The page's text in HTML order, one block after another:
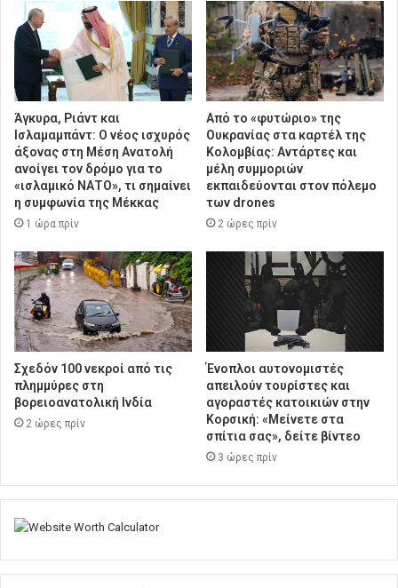
Άγκυρα, Ριάντ και
Ισλαμαμπάντ: Ο νέος ισχυρός
άξονας στη Μέση Ανατολή
ανοίγει τον δρόμο για το
«ισλαμικό ΝΑΤΟ», τι σημαίνει
η συμφωνία της Μέκκας
1 ώρα πρίν
Από το «φυτώριο» της
Ουκρανίας στα καρτέλ της
Κολομβίας: Αντάρτες και
μέλη συμμοριών
εκπαιδεύονται στον πόλεμο
των drones
2 ώρες πρίν
Σχεδόν 100 νεκροί από τις
πλημμύρες στη
βορειοανατολική Ινδία
2 ώρες πρίν
Ένοπλοι αυτονομιστές
απειλούν τουρίστες και
αγοραστές κατοικιών στην
Κορσική: «Μείνετε στα
σπίτια σας», δείτε βίντεο
3 ώρες πρίν